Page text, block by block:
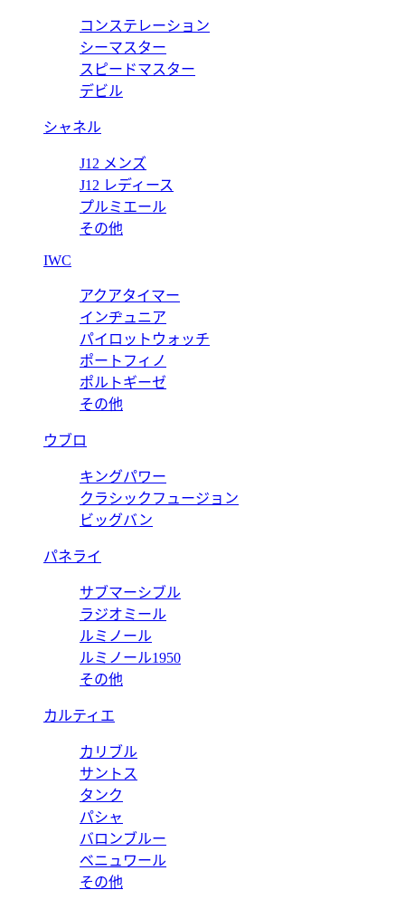
限定生産88本 (082.310.98/0001 MO01) 【2017年新作】
コンステレーション
シーマスター
スピードマスター
デビル
シャネル
J12 メンズ
J12 レディース
プルミエール
その他
IWC
アクアタイマー
インヂュニア
パイロットウォッチ
ポートフィノ
ポルトギーゼ
その他
ウブロ
キングパワー
クラシックフュージョン
ビッグバン
パネライ
サブマーシブル
ラジオミール
ルミノール
ルミノール1950
その他
カルティエ
カリブル
サントス
タンク
パシャ
バロンブルー
ベニュワール
その他